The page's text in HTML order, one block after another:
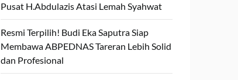
Pusat H.Abdulazis Atasi Lemah Syahwat
Resmi Terpilih! Budi Eka Saputra Siap
Membawa ABPEDNAS Tareran Lebih Solid
dan Profesional